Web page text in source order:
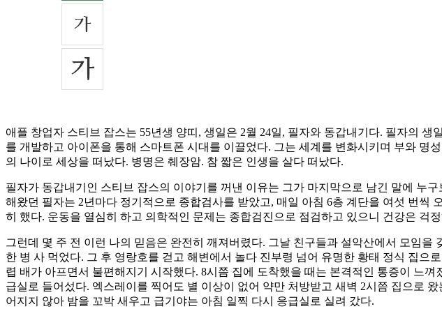
애플 창업자 스티브 잡스는 55년생 양띠, 생일은 2월 24일, 필자와 동갑내기다. 필자의
를 개발하고 아이폰을 통해 스마트폰 시대를 이끌었다. 그는 세계를 변화시키며 부와 명
의 나이로 세상을 떠났다. 병명은 췌장암. 참 짧은 인생을 살다 떠났다.
필자가 동갑내기인 스티브 잡스의 이야기를 꺼낸 이유는 그가 마지막으로 남긴 말에 누
해왔던 필자는 2년마다 정기적으로 종합검사를 받았고, 매일 아침 6층 계단을 여섯 번씩
히 했다. 운동을 열심히 하고 의학적인 문제는 종합검진으로 점검하고 있으니 건강은 걱
그런데 몇 주 전 이런 나의 믿음은 완전히 깨져버렸다. 그날 친구들과 설악산에서 모임
한 병 사 먹었다. 그 후 영랑호를 걷고 해변에서 놀다 진부령 넘어 유명한 황태 정식 집
렵 배가 아프면서 불편해지기 시작했다. 8시쯤 집에 도착했을 때는 본격적인 통증이 느
급실로 들어섰다. 엑스레이를 찍어도 별 이상이 없어 약만 처방받고 새벽 2시쯤 집으로
어지지 않아 밤을 꼬박 새우고 급기야는 아침 일찍 다시 응급실로 실려 갔다.